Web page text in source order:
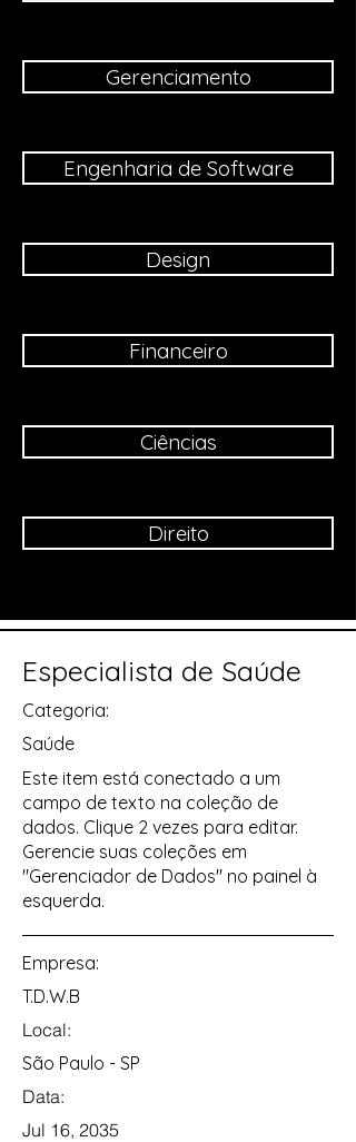
Gerenciamento
Engenharia de Software
Design
Financeiro
Ciências
Direito
Especialista de Saúde
Categoria:
Saúde
Este item está conectado a um
campo de texto na coleção de
dados. Clique 2 vezes para editar.
Gerencie suas coleções em
"Gerenciador de Dados" no painel à
esquerda.
Empresa:
T.D.W.B
Local:
São Paulo - SP
Data:
Jul 16, 2035